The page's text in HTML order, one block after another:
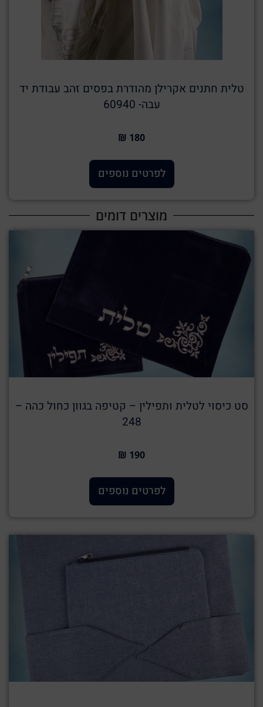
טלית חתנים אקרילן מהודרת בפסים זהב עבודת יד
עבה- 60940
180 ₪
לפרטים נוספים
מוצרים דומים
סט כיסוי לטלית ותפילין – קטיפה בגוון כחול כהה –
248
190 ₪
לפרטים נוספים